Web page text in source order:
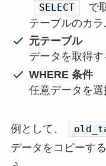
SELECT
で
テーブルのカラ
元テーブル
データを取得す
WHERE 条件
任意データを選
例として、
データをコピーす